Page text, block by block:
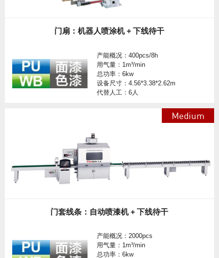
门扇：机器人喷涂机 + 下线待干
产能概况：400pcs/8h
用气量：1m³/min
总功率：6kw
设备尺寸：4.56*3.38*2.62m
代替人工：6人
门套线条：自动喷漆机 + 下线待干
产能概况：2000pcs
用气量：1m³/min
总功率：6kw
Medium